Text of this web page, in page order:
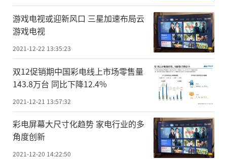
游戏电视或迎新风口 三星加速布局云
游戏电视
2021-12-22 13:35:23
双12促销期中国彩电线上市场零售量
143.8万台 同比下降12.4%
2021-12-21 13:57:32
彩电屏幕大尺寸化趋势 家电行业的多
角度创新
2021-12-20 14:22:50